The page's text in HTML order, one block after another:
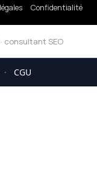
Confidentialité
· consultant SEO
· CGU